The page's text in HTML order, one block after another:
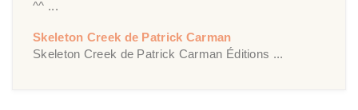
^^ ...
Skeleton Creek de Patrick Carman
Skeleton Creek de Patrick Carman Éditions ...